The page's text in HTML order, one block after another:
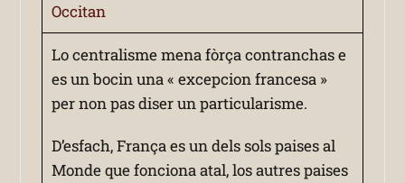
Occitan
Lo centralisme mena fòrça contranchas e
es un bocin una « excepcion francesa »
per non pas diser un particularisme.
D’esfach, França es un dels sols paises al
Monde que fonciona atal, los autres paises